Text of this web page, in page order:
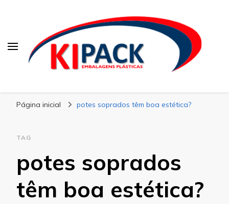
Página inicial potes soprados têm boa estética?
TAG
potes soprados
têm boa estética?